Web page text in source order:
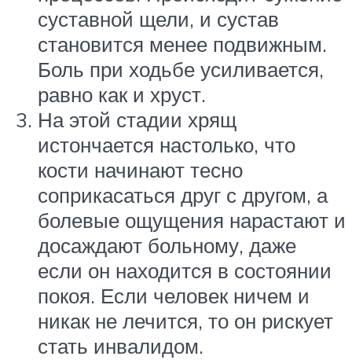
суставной щели, и сустав
становится менее подвижным.
Боль при ходьбе усиливается,
равно как и хруст.
На этой стадии хрящ
истончается настолько, что
кости начинают тесно
соприкасаться друг с другом, а
болевые ощущения нарастают и
досаждают больному, даже
если он находится в состоянии
покоя. Если человек ничем и
никак не лечится, то он рискует
стать инвалидом.